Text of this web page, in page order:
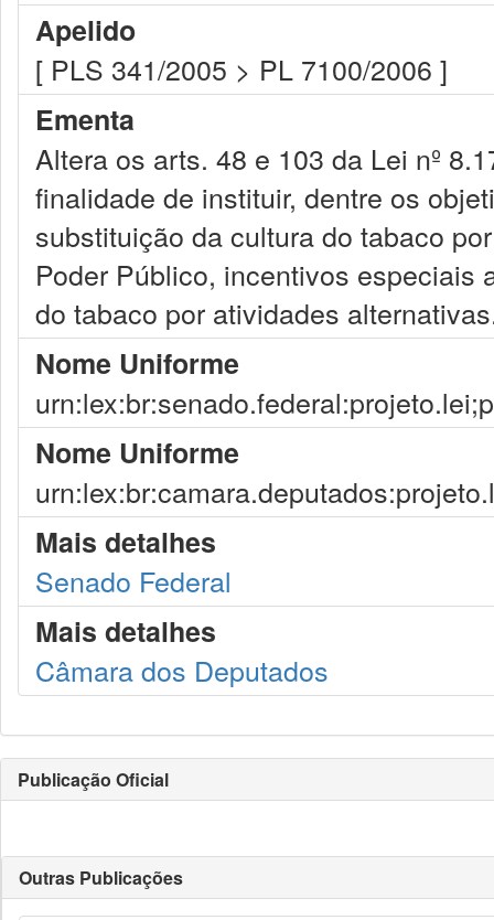
Apelido
[ PLS 341/2005 > PL 7100/2006 ]
Ementa
Altera os arts. 48 e 103 da Lei nº
finalidade de instituir, dentre os
substituição da cultura do tabaco
Poder Público, incentivos especiais
do tabaco por atividades
Nome Uniforme
Nome Uniforme
Mais detalhes
Senado Federal
Mais detalhes
Câmara dos Deputados
Publicação Oficial
Outras Publicações